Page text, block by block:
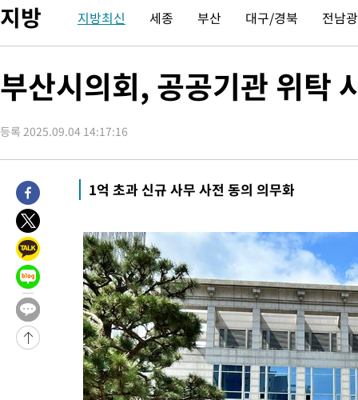
-25110초 전 >
[속보] 뉴욕증시, 일제 하락 마감…나스닥 0.06%↓
-30564초 전 >이란, 호르무즈서 "적국 목표물들"과 대치로 남부 케슘섬에서
발효
-27430초 전 >[속보]트럼프, 美 원정출산 금지 행정명령 서명
지방 지방최신 세종 부산 대구/경북 전남
부산시의회, 공공기관 위탁
등록 2025.09.04 14:17:16
1억 초과 신규 사무 사전 동의 의무화